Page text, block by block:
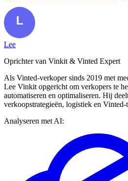
Lee
Oprichter van Vinkit & Vinted Expert
Als Vinted-verkoper sinds 2019 met
Lee Vinkit opgericht om verkopers te
automatiseren en optimaliseren. Hij
verkoopstrategieën, logistiek en Vinted-
Analyseren met AI: